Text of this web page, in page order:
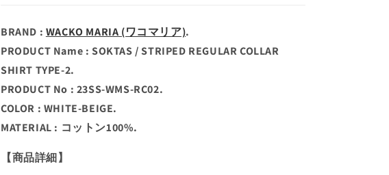
BRAND : WACKO MARIA (ワコマリア).
PRODUCT Name : SOKTAS / STRIPED REGULAR COLLAR
SHIRT TYPE-2.
PRODUCT No : 23SS-WMS-RC02.
COLOR : WHITE-BEIGE.
MATERIAL : コットン100%.
【商品詳細】